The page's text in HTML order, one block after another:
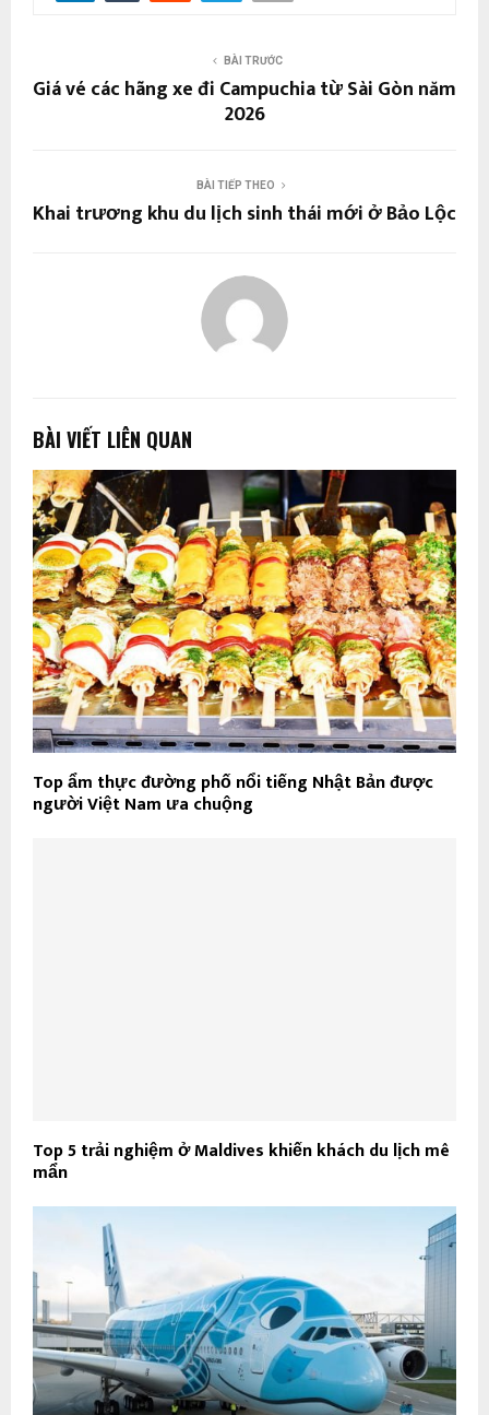
BÀI TRƯỚC
Giá vé các hãng xe đi Campuchia từ Sài Gòn năm
2026
BÀI TIẾP THEO
Khai trương khu du lịch sinh thái mới ở Bảo Lộc
BÀI VIẾT LIÊN QUAN
Top ẩm thực đường phố nổi tiếng Nhật Bản được
người Việt Nam ưa chuộng
Top 5 trải nghiệm ở Maldives khiến khách du lịch mê
mẩn